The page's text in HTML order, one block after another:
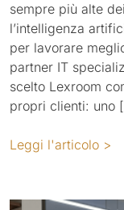
sempre più alte
l’intelligenza
per lavorare
partner IT
scelto Lexroom
propri clienti: uno
Leggi l'articolo >